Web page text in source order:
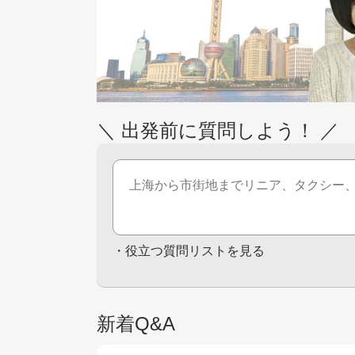
＼ 出発前に質問しよう！ ／
・ 役立つ質問リストを見る
新着Q&A